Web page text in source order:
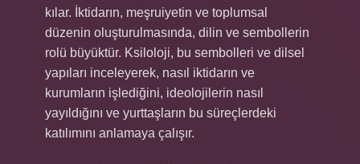
kılar. İktidarın, meşruiyetin ve toplumsal
düzenin oluşturulmasında, dilin ve sembollerin
rolü büyüktür. Ksiloloji, bu sembolleri ve dilsel
yapıları inceleyerek, nasıl iktidarın ve
kurumların işlediğini, ideolojilerin nasıl
yayıldığını ve yurttaşların bu süreçlerdeki
katılımını anlamaya çalışır.